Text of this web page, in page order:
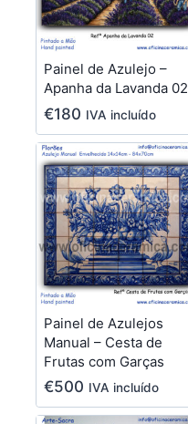
Painel de Azulejo –
Apanha da Lavanda 02
€180 IVA incluído
Painel de Azulejos
Manual – Cesta de
Frutas com Garças
€500 IVA incluído